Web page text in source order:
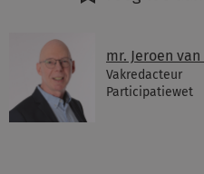
mr. Jeroen van
Vakredacteur
Participatiewet